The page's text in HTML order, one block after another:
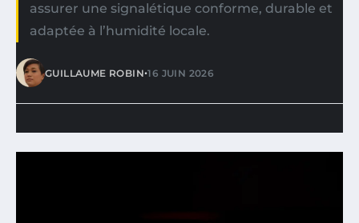
assurer une signalétique conforme, durable et
adaptée à l’humidité locale.
GUILLAUME ROBIN•16 JUIN 2026